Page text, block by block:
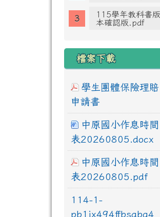
115學年教科書版
本確認版.pdf
檔案下載
學生團體保險理賠
申請書
中原國小作息時間
表20260805.docx
中原國小作息時間
表20260805.pdf
114-1-
pb1ix494ffbsabg4